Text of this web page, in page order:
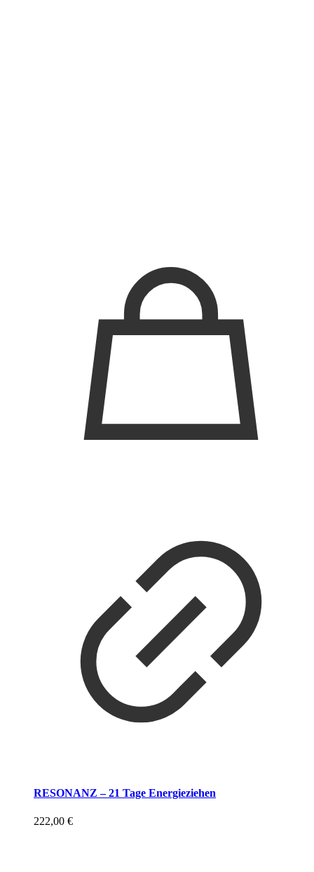
RESONANZ – 21 Tage Energieziehen
222,00 €